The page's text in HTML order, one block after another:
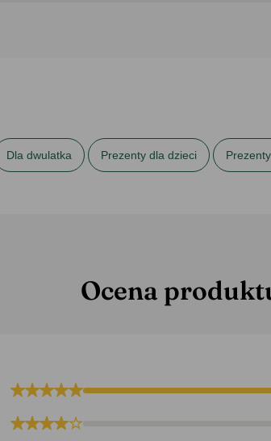
Dla dwulatka Prezenty dla dzieci
Ocena